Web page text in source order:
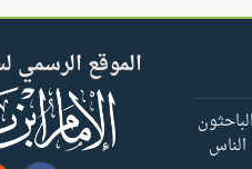
الموقع الرسمي